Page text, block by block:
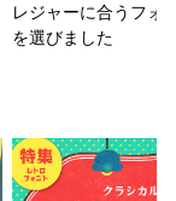
レジャーに合うフォ
を選びました